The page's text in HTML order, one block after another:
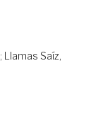
; Llamas Saíz,